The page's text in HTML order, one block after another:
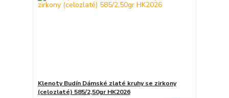
Klenoty Budín Dámské zlaté kruhy se zirkony
(celozlaté) 585/2,50gr HK2026